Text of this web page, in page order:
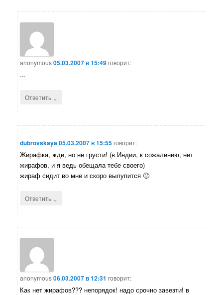
anonymous05.03.2007 в 15:49говорит:
...
Ответить ↓
dubrovskaya05.03.2007 в 15:55говорит:
Жирафка, жди, но не грусти! (в Индии, к сожалению, нет
жирафов, и я ведь обещала тебе своего)
жираф сидит во мне и скоро вылупится 🙂
Ответить ↓
anonymous06.03.2007 в 12:31 говорит:
Как нет жирафов??? непорядок! надо срочно завезти! в